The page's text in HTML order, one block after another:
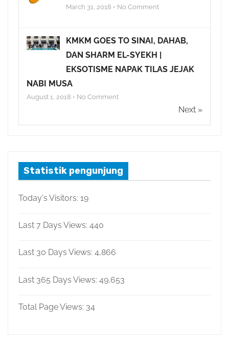
March 31, 2018 • No Comment
KMKM GOES TO SINAI, DAHAB,
DAN SHARM EL-SYEKH |
EKSOTISME NAPAK TILAS JEJAK
NABI MUSA
August 1, 2018 • No Comment
Next »
Statistik pengunjung
Today's Visitors: 19
Last 7 Days Views: 440
Last 30 Days Views: 4,866
Last 365 Days Views: 49,653
Total Page Views: 34